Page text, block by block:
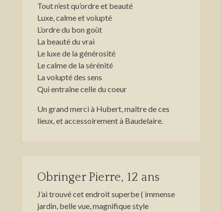
Tout n’est qu’ordre et beauté
Luxe, calme et volupté
L’ordre du bon goût
La beauté du vrai
Le luxe de la générosité
Le calme de la sérénité
La volupté des sens
Qui entraîne celle du coeur
Un grand merci à Hubert, maître de ces
lieux, et accessoirement à Baudelaire.
Obringer Pierre, 12 ans
J’ai trouvé cet endroit superbe ( immense
jardin, belle vue, magnifique style